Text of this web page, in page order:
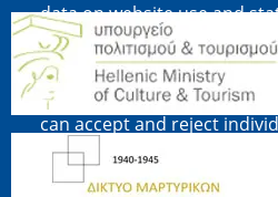
data on website use and
cookies, which are used to
content and advertising. If
ALL", you consent to the
can accept and reject
revoke your consent for
"Settings".
Image
Image